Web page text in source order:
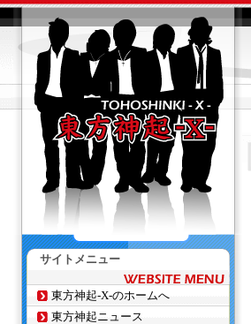
サイトメニュー
東方神起-X-のホームへ
東方神起ニュース